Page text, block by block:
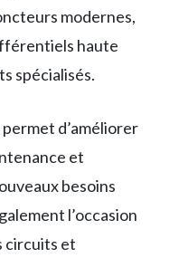
modernes,
haute
spécialisés.
d’améliorer
et
besoins
l’occasion
circuits et